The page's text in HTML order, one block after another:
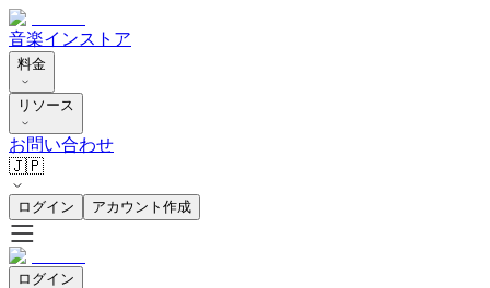
音楽インストア
料金
リソース
お問い合わせ
🇯🇵
ログイン アカウント作成
ログイン